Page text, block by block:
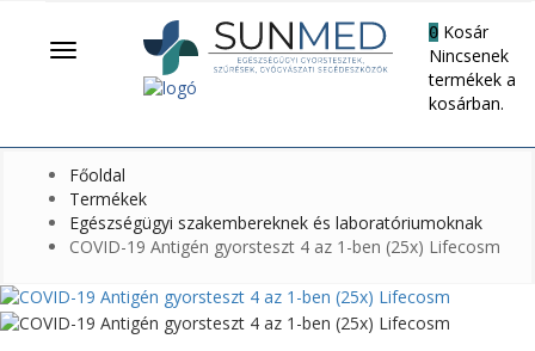
Menü
0 Kosár
Nincsenek
termékek a
kosárban.
Főoldal
Termékek
Egészségügyi szakembereknek és laboratóriumoknak
COVID-19 Antigén gyorsteszt 4 az 1-ben (25x) Lifecosm